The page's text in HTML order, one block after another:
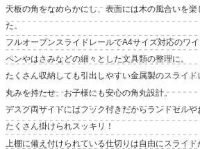
天板の角をなめらかにし、表面には木の風合いを
た。
フルオープンスライドレールでA4サイズ対応のワイ
ペンやはさみなどの細々とした文具類の整理に。
たくさん収納しても引出しやすい金属製のスライド
丸みを持たせ、お子様にも安心の角丸設計。
デスク両サイドにはフック付きだからランドセル
たくさん掛けられスッキリ！
上棚に備え付けられている仕切りは自由にスライド